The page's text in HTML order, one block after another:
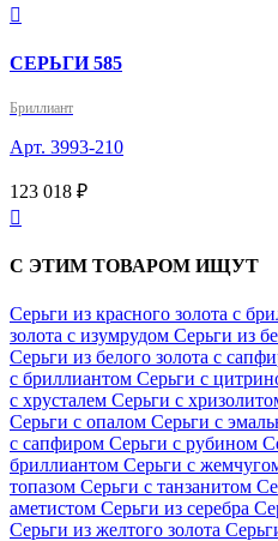

СЕРЬГИ 585
Бриллиант
Арт. 3993-210
123 018 ₽

С ЭТИМ ТОВАРОМ ИЩУТ
Серьги из красного золота с
золота с изумрудом Серьги из
Серьги из белого золота с
с бриллиантом Серьги с
с хрусталем Серьги с
Серьги с опалом Серьги с
с сапфиром Серьги с рубином
бриллиантом Серьги с
топазом Серьги с танзанитом
аметистом Серьги из серебра
Серьги из желтого золота